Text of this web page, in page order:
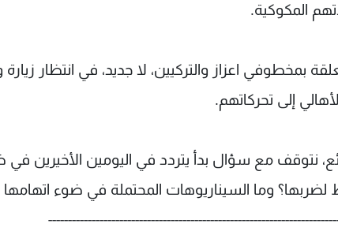
المكوكية.
بمخطوفي اعزاز والتركيين، لا جديد، في انتظار زيارة
إلى تحركاتهم.
نتوقف مع سؤال بدأ يتردد في اليومين الأخيرين في
وما السيناريوهات المحتملة في ضوء اتهامها